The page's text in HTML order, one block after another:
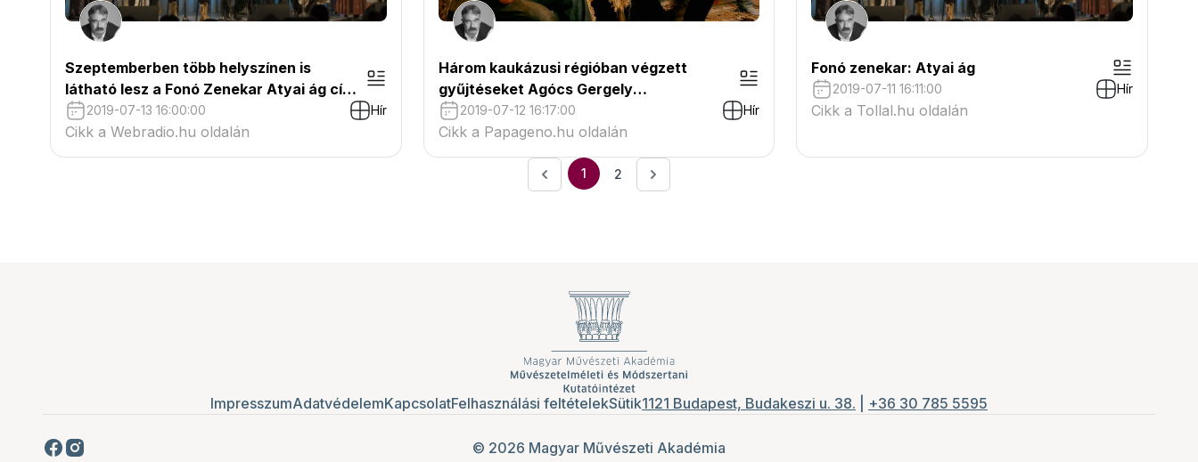
Szeptemberben több helyszínen is
látható lesz a Fonó Zenekar Atyai ág című
produkciója
2019-07-13 16:00:00 Hír
Cikk a Webradio.hu oldalán
Három kaukázusi régióban végzett
gyűjtéseket Agócs Gergely
népzenekutató
2019-07-12 16:17:00 Hír
Cikk a Papageno.hu oldalán
Fonó zenekar: Atyai ág
2019-07-11 16:11:00 Hír
Cikk a Tollal.hu oldalán
1 2
ImpresszumAdatvédelemKapcsolatFelhasználási feltételekSütik1121 Budapest, Budakeszi u. 38. +36 30 785 5595
© 2026 Magyar Művészeti Akadémia